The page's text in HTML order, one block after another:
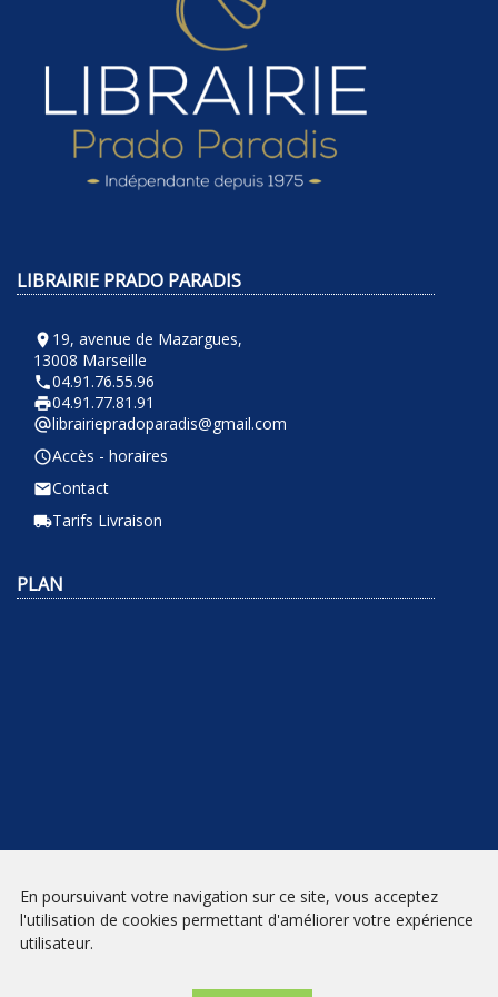
LIBRAIRIE PRADO PARADIS
room 19, avenue de Mazargues,
13008 Marseille
phone04.91.76.55.96
local_printshop04.91.77.81.91
alternate_emaillibrairiepradoparadis@gmail.com
query_builderAccès - horaires
emailContact
local_shippingTarifs Livraison
PLAN
NEWSLETTER
En poursuivant votre navigation sur ce site, vous acceptez
l'utilisation de cookies permettant d'améliorer votre expérience
utilisateur.